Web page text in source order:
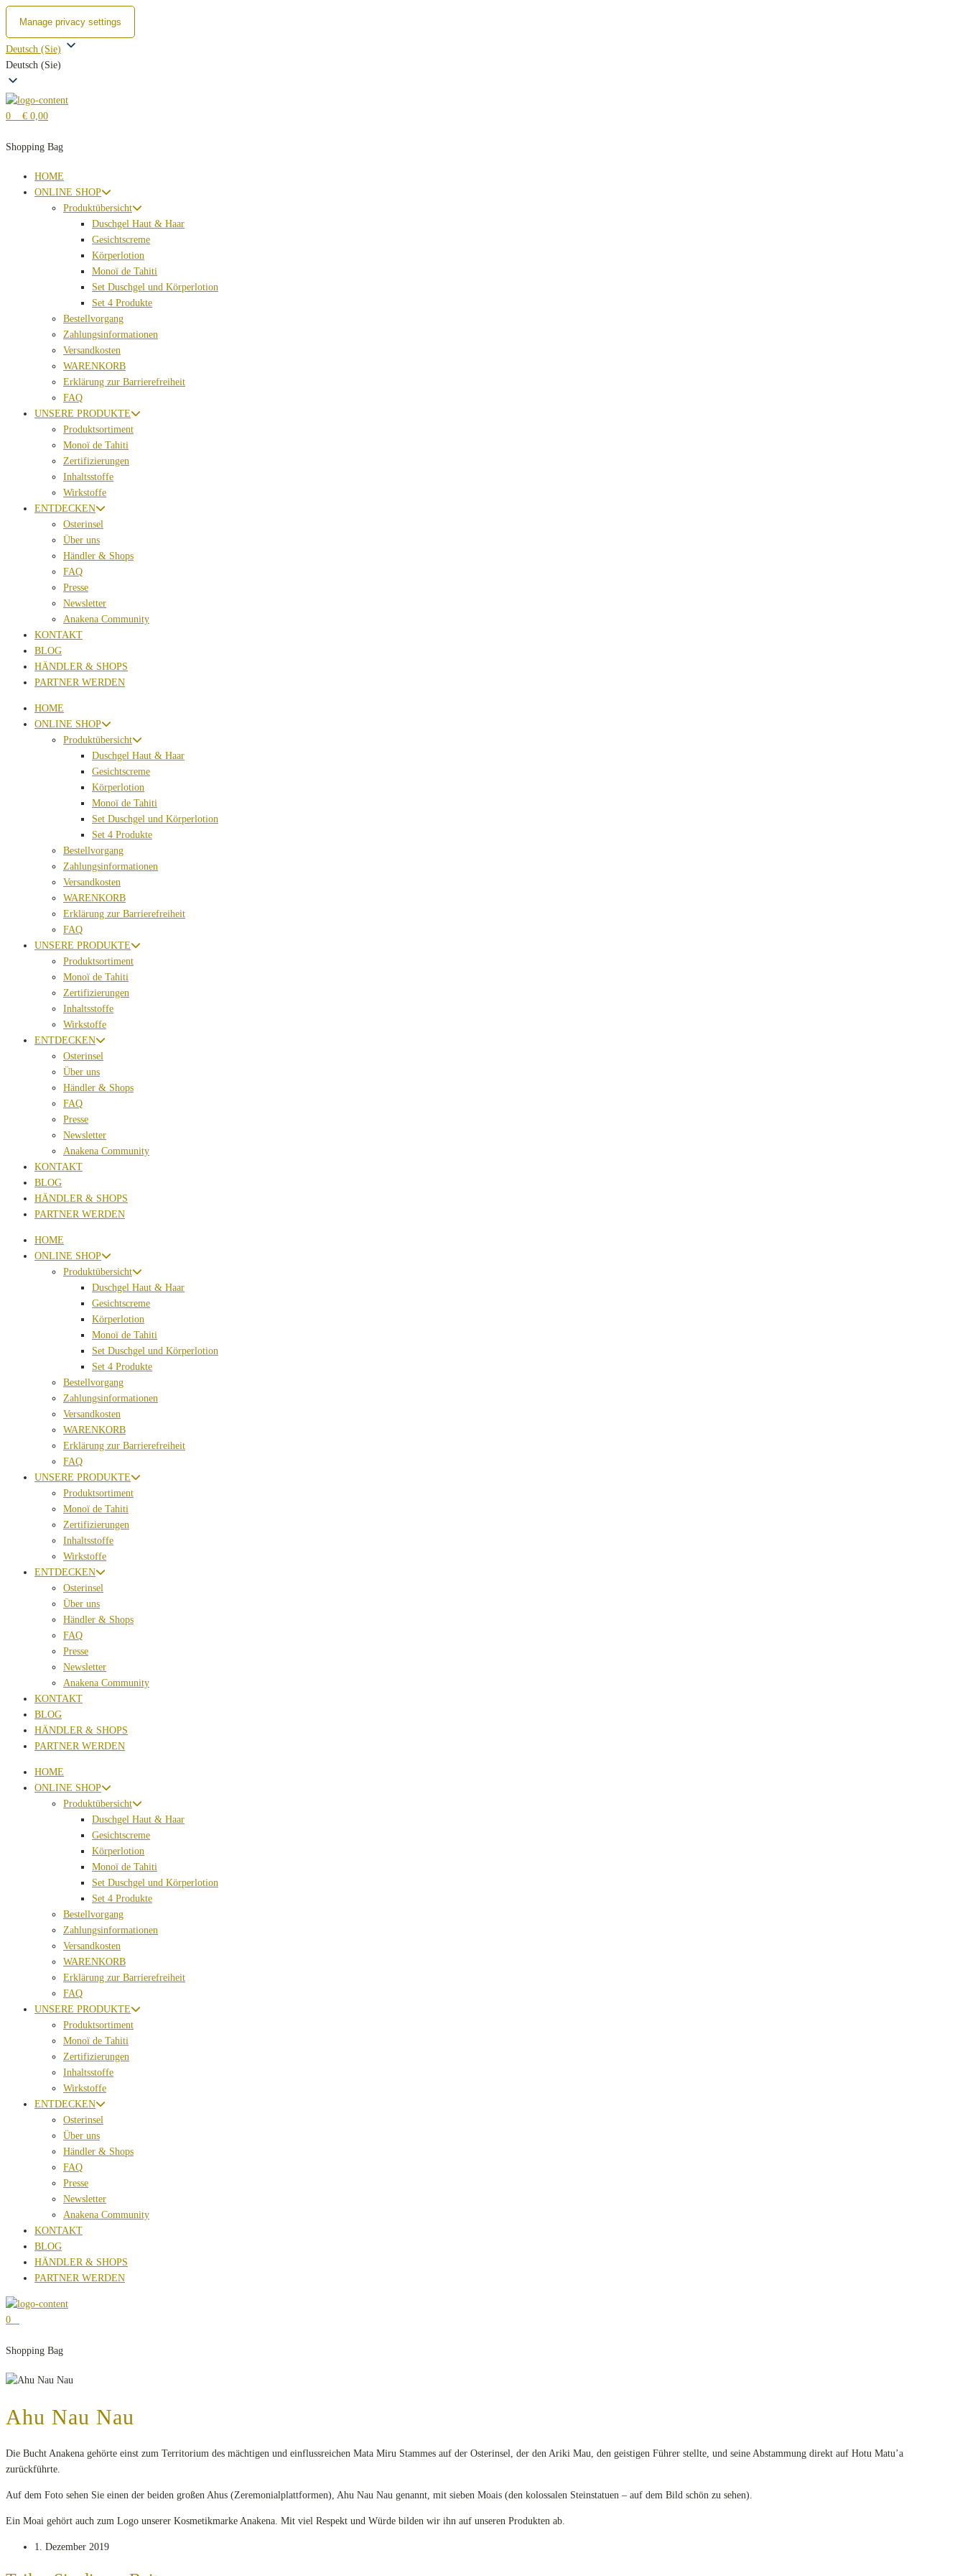
Manage privacy settings
Zum
Inhalt
springen
Deutsch (Sie)
Deutsch (Sie)
0 € 0,00
Shopping Bag
HOME
ONLINE SHOP
Produktübersicht
Duschgel Haut & Haar
Gesichtscreme
Körperlotion
Monoï de Tahiti
Set Duschgel und Körperlotion
Set 4 Produkte
Bestellvorgang
Zahlungsinformationen
Versandkosten
WARENKORB
Erklärung zur Barrierefreiheit
FAQ
UNSERE PRODUKTE
Produktsortiment
Monoï de Tahiti
Zertifizierungen
Inhaltsstoffe
Wirkstoffe
ENTDECKEN
Osterinsel
Über uns
Händler & Shops
FAQ
Presse
Newsletter
Anakena Community
KONTAKT
BLOG
HÄNDLER & SHOPS
PARTNER WERDEN
HOME
ONLINE SHOP
Produktübersicht
Duschgel Haut & Haar
Gesichtscreme
Körperlotion
Monoï de Tahiti
Set Duschgel und Körperlotion
Set 4 Produkte
Bestellvorgang
Zahlungsinformationen
Versandkosten
WARENKORB
Erklärung zur Barrierefreiheit
FAQ
UNSERE PRODUKTE
Produktsortiment
Monoï de Tahiti
Zertifizierungen
Inhaltsstoffe
Wirkstoffe
ENTDECKEN
Osterinsel
Über uns
Händler & Shops
FAQ
Presse
Newsletter
Anakena Community
KONTAKT
BLOG
HÄNDLER & SHOPS
PARTNER WERDEN
HOME
ONLINE SHOP
Produktübersicht
Duschgel Haut & Haar
Gesichtscreme
Körperlotion
Monoï de Tahiti
Set Duschgel und Körperlotion
Set 4 Produkte
Bestellvorgang
Zahlungsinformationen
Versandkosten
WARENKORB
Erklärung zur Barrierefreiheit
FAQ
UNSERE PRODUKTE
Produktsortiment
Monoï de Tahiti
Zertifizierungen
Inhaltsstoffe
Wirkstoffe
ENTDECKEN
Osterinsel
Über uns
Händler & Shops
FAQ
Presse
Newsletter
Anakena Community
KONTAKT
BLOG
HÄNDLER & SHOPS
PARTNER WERDEN
HOME
ONLINE SHOP
Produktübersicht
Duschgel Haut & Haar
Gesichtscreme
Körperlotion
Monoï de Tahiti
Set Duschgel und Körperlotion
Set 4 Produkte
Bestellvorgang
Zahlungsinformationen
Versandkosten
WARENKORB
Erklärung zur Barrierefreiheit
FAQ
UNSERE PRODUKTE
Produktsortiment
Monoï de Tahiti
Zertifizierungen
Inhaltsstoffe
Wirkstoffe
ENTDECKEN
Osterinsel
Über uns
Händler & Shops
FAQ
Presse
Newsletter
Anakena Community
KONTAKT
BLOG
HÄNDLER & SHOPS
PARTNER WERDEN
0
Shopping Bag
Ahu Nau Nau
Die Bucht Anakena gehörte einst zum Territorium des mächtigen und einflussreichen Mata Miru Stammes auf der Osterinsel, der den Ariki Mau, den geistigen Führer stellte, und seine Abstammung direkt auf Hotu Matu’a
zurückführte.
Auf dem Foto sehen Sie einen der beiden großen Ahus (Zeremonialplattformen), Ahu Nau Nau genannt, mit sieben Moais (den kolossalen Steinstatuen – auf dem Bild schön zu sehen).
Ein Moai gehört auch zum Logo unserer Kosmetikmarke Anakena. Mit viel Respekt und Würde bilden wir ihn auf unseren Produkten ab.
1. Dezember 2019